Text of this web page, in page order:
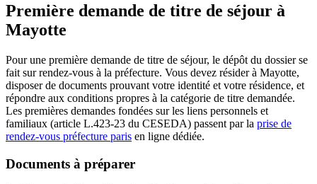
Première demande de titre de séjour à
Mayotte
Pour une première demande de titre de séjour, le dépôt du dossier se
fait sur rendez-vous à la préfecture. Vous devez résider à Mayotte,
disposer de documents prouvant votre identité et votre résidence, et
répondre aux conditions propres à la catégorie de titre demandée.
Les premières demandes fondées sur les liens personnels et
familiaux (article L.423-23 du CESEDA) passent par la prise de
rendez-vous préfecture paris en ligne dédiée.
Documents à préparer